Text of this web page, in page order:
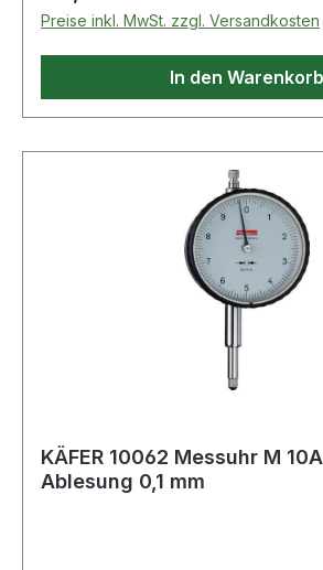
Weitere Produkte im Bereich Werkstatt-
Kabelaufroller, 15m, 1,5mm²
Preise inkl. MwSt. zzgl. Versandkosten
In den Warenkorb
KÄFER 10062 Messuhr M
Ablesung 0,1 mm